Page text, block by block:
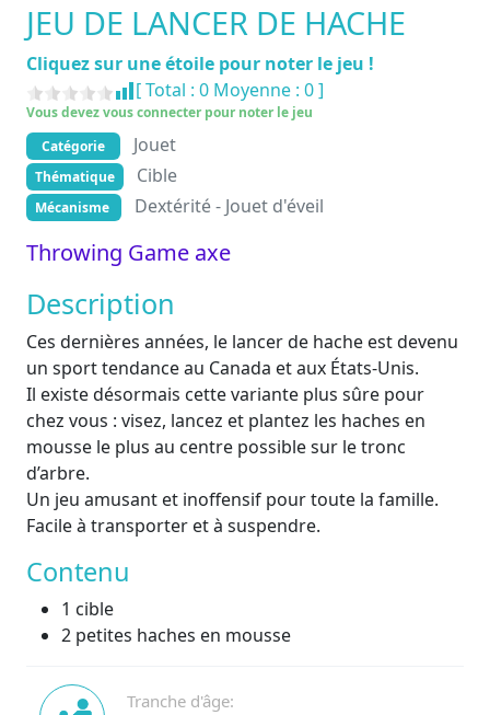
JEU DE LANCER DE HACHE
Cliquez sur une étoile pour noter le jeu !
[ Total : 0 Moyenne : 0]
Vous devez vous connecter pour noter le jeu
Catégorie
Jouet
Thématique Cible
Mécanisme Dextérité - Jouet d'éveil
Throwing Game axe
Description
Ces dernières années, le lancer de hache est devenu
un sport tendance au Canada et aux États-Unis.
Il existe désormais cette variante plus sûre pour
chez vous : visez, lancez et plantez les haches en
mousse le plus au centre possible sur le tronc
d’arbre.
Un jeu amusant et inoffensif pour toute la famille.
Facile à transporter et à suspendre.
Contenu
1 cible
2 petites haches en mousse
Tranche d'âge: